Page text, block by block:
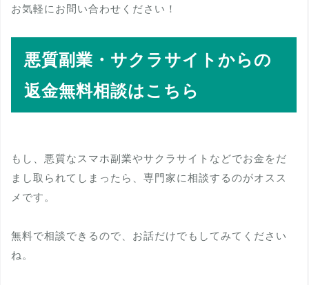
お気軽にお問い合わせください！
悪質副業・サクラサイトからの
返金無料相談はこちら
もし、悪質なスマホ副業やサクラサイトなどでお金をだ
まし取られてしまったら、専門家に相談するのがオスス
メです。
無料で相談できるので、お話だけでもしてみてください
ね。